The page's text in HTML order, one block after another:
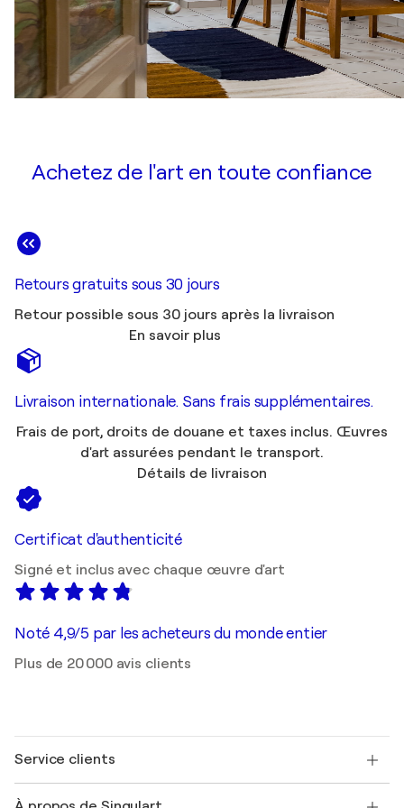
Allemagne
1999
Einblicke - Ausblicke / Brötzinger ART - Pforzheim,
Allemagne
1999
1999
Kollektivausstellung / Große Düsseldorfer
Art As Healing / Lipsett Galleries - Washington,
1998
am Main, Allemagne
1998
Museum Baden / Museum Baden - Solingen,
1998
Allemagne
1998
Kollektivausstellung / Museum Baden - Solingen,
Allemagne
1997
Allemagne
États-Unis
1993
Begegnung / Halle - Duisburg, Allemagne
Achetez de l'art en toute confiance
Retours gratuits sous 30 jours
Retour possible sous 30 jours après la livraison
En savoir plus
Livraison internationale. Sans frais supplémentaires.
Frais de port, droits de douane et taxes inclus. Œuvres
d'art assurées pendant le transport.
Détails de livraison
Certificat d'authenticité
Signé et inclus avec chaque œuvre d'art
Noté 4,9/5 par les acheteurs du monde entier
Plus de 20 000 avis clients
Service clients